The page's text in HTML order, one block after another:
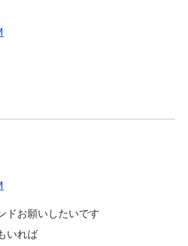
ドお願いしたいです
いれば